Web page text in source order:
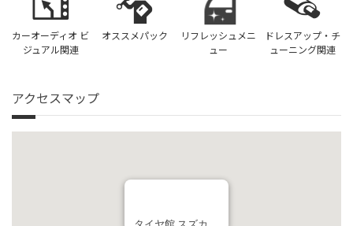
カーオーディオ ビ
ジュアル関連
オススメパック
リフレッシュメニ
ュー
ドレスアップ・チ
ューニング関連
アクセスマップ